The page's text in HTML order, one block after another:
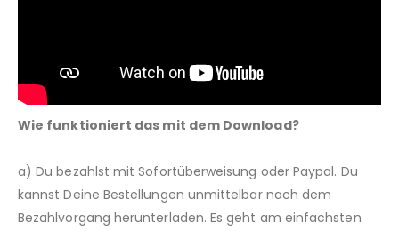
Wie funktioniert das mit dem Download?
a) Du bezahlst mit Sofortüberweisung oder Paypal. Du
kannst Deine Bestellungen unmittelbar nach dem
Bezahlvorgang herunterladen. Es geht am einfachsten